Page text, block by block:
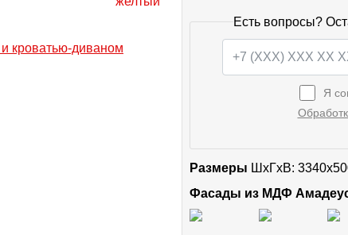
Есть вопросы?
Я
Размеры ШxГхВ:
Фасады из МДФ